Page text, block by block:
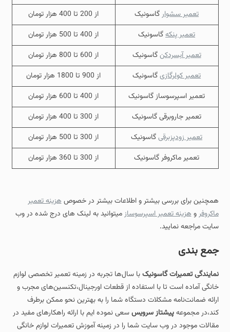
تعمیر سشوارگاسونیک
از 200 تا 400 هزار تومان
تعمیر پنکهگاسونیک
از 400 تا 500 هزار تومان
تعمیر آبسردکنگاسونیک
از 600 تا 800 هزار تومان
تعمیر کولرگازیگاسونیک
از 900 تا 1800 هزار تومان
تعمیر اسپرسوساز گاسونیک
از 400 تا 600 هزار تومان
تعمیر جاروبرقی گاسونیک
از 300 تا 400 هزار تومان
تعمیر زودپزبرقیگاسونیک
از 300 تا 500 هزار تومان
تعمیر ماکروفر گاسونیک
از 300 تا 360 هزار تومان
همچنین برای بررسی بیشتر و اطلاعات بیشتر در خصوصهزینه تعمیر
ماکروفروهزینه تعمیر اسپرسوسازمیتوانید به لینک های درج شده در وب
سایت مراجعه نمایید.
جمع‌ بندی
نمایندگی تعمیرات گاسونیکبا سال‌ها تجربه در زمینه تعمیر تخصصی لوازم
خانگی آماده است تا با استفاده از قطعات اورجینال،تکنسین‌های مجرب و
ارائه ضمانت‌نامه مشکلات دستگاه شما را به بهترین نحو ممکن برطرف
کند،در مجموعهپیشتاز سرویسسعی نموده ایم با ارائه راهکارهای مفید در
مقالات موجود در وب سایت شما را در زمینه آموزش تعمیرات لوازم خانگی